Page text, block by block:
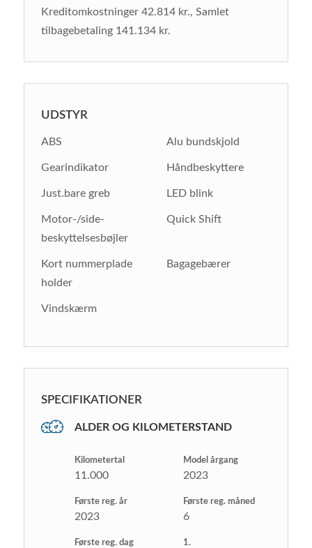
Kreditomkostninger 42.814 kr., Samlet
tilbagebetaling 141.134 kr.
UDSTYR
ABS Alu bundskjold
Gearindikator Håndbeskyttere
Just.bare greb LED blink
Motor-/side-
beskyttelsesbøjler
Quick Shift
Kort nummerplade
holder
Bagagebærer
Vindskærm
SPECIFIKATIONER
ALDER OG KILOMETERSTAND
Kilometertal
11.000
Model årgang
2023
Første reg. år
2023
Første reg. måned
6
Første reg. dag
1.